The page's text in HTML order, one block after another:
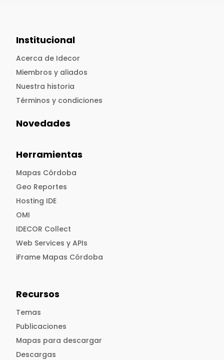
Institucional
Acerca de Idecor
Miembros y aliados
Nuestra historia
Términos y condiciones
Novedades
Herramientas
Mapas Córdoba
Geo Reportes
Hosting IDE
OMI
IDECOR Collect
Web Services y APIs
iFrame Mapas Córdoba
Recursos
Temas
Publicaciones
Mapas para descargar
Descargas